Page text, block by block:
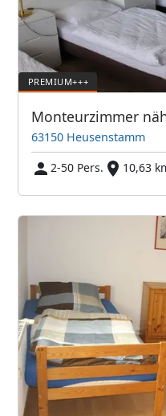
Monteurzimmer
63150 Heusenstamm
2-50 Pers.
10,63